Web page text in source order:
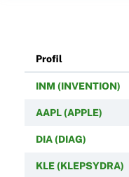
Profil
INM (INVENTION)
AAPL (APPLE)
DIA (DIAG)
KLE (KLEPSYDRA)